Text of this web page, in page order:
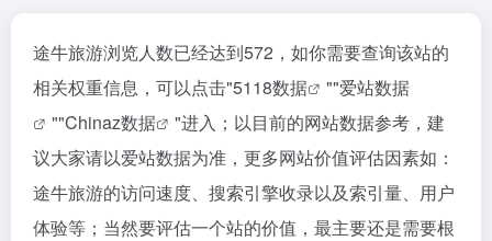
途牛旅游浏览人数已经达到572，如你需要查询该站的
相关权重信息，可以点击"5118数据 ""爱站数据
""Chinaz数据
"进入；以目前的网站数据参考，建
议大家请以爱站数据为准，更多网站价值评估因素如：
途牛旅游的访问速度、搜索引擎收录以及索引量、用户
体验等；当然要评估一个站的价值，最主要还是需要根